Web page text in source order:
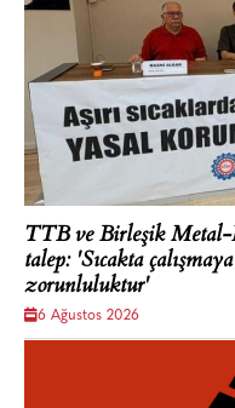
TTB ve Birleşik
talep: 'Sıcakta
zorunluluktur'
6 Ağustos 2026